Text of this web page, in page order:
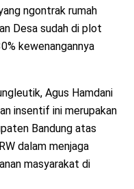
ngontrak rumah
Desa sudah di plot
kewenangannya
Agus Hamdani
insentif ini merupakan
Bandung atas
dalam menjaga
masyarakat di